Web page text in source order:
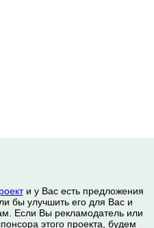
и у Вас есть предложения
бы улучшить его для Вас и
Если Вы рекламодатель или
этого проекта, будем